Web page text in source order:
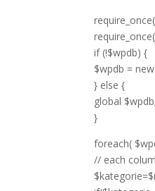
require_once(
if (!$wpdb) {
$wpdb =
} else {
global $wpdb;
}
foreach(
// each